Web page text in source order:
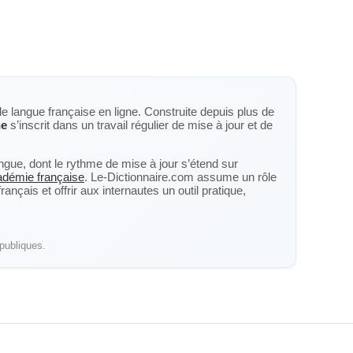
langue française en ligne. Construite depuis plus de
s’inscrit dans un travail régulier de mise à jour et de
dont le rythme de mise à jour s’étend sur
française. Le-Dictionnaire.com assume un rôle
et offrir aux internautes un outil pratique,